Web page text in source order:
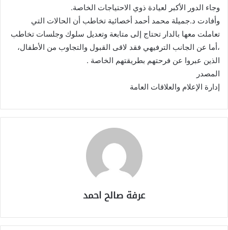
وجاء الدور الأكبر لعيادة ذوي الاحتياجات الخاصة.
وأفادت د.جميلة محمد أحمد أخصائية تخاطب أن الحالات التي
تعاملت معها بالدار تحتاج إلى متابعة وتعديل سلوك وجلسات تخاطب
،أما عن الجانب الترفيهي فقد لاقى القبول والتجاوب من الأطفال،
الذين عبروا عن فرحتهم بطريقتهم الخاصة .
المصدر
إدارة الإعلام والعلاقات العامة
عرفة صالح احمد